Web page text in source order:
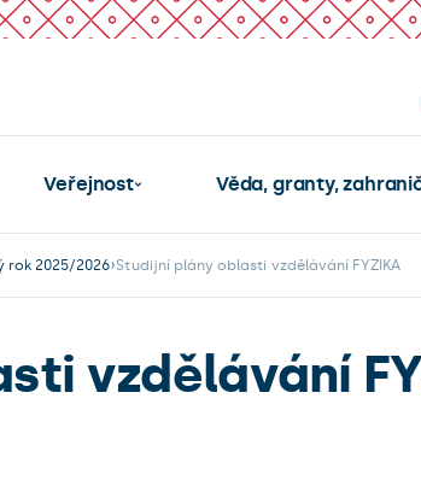
Veřejnost Věda, granty,
rok 2025/2026 Studijní plány oblasti vzdělávání FYZIKA
vzdělávání